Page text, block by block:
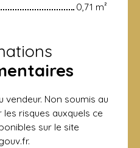
0,71 m²
vendeur. Non soumis au
les risques auxquels ce
sur le site